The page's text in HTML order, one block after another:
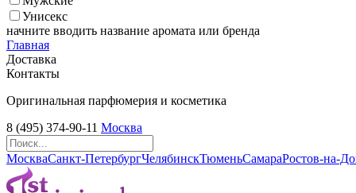
Унисекс
начните вводить название аромата или бренда
Главная
Доставка
Контакты
Оригинальная парфюмерия и косметика
8 (495) 374-90-11 Москва
МоскваСанкт-ПетербургЧелябинскТюменьСамараРостов-на-